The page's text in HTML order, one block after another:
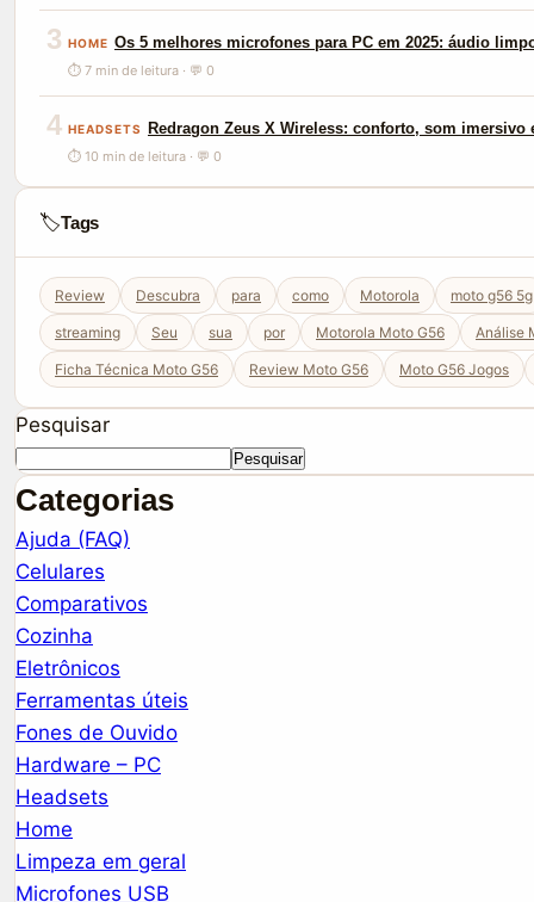
3 HOME Os 5 melhores microfones para PC em 2025: áudio
⏱ 7 min de leitura · 💬 0
4 HEADSETS Redragon Zeus X Wireless: conforto, som
⏱ 10 min de leitura · 💬 0
🏷️Tags
Review Descubra para como Motorola moto g56 5g
streaming Seu sua por Motorola Moto G56 Análise
Ficha Técnica Moto G56 Review Moto G56 Moto G56 Jogos
Pesquisar
Pesquisar
Categorias
Ajuda (FAQ)
Celulares
Comparativos
Cozinha
Eletrônicos
Ferramentas úteis
Fones de Ouvido
Hardware – PC
Headsets
Home
Limpeza em geral
Microfones USB